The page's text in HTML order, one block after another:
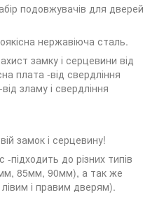
подовжувачів для дверей
нержавіюча сталь.
замку і серцевини від
плата -від свердління
зламу і свердління
замок і серцевину!
-підходить до різних типів
85мм, 90мм), а так же
і правим дверям).